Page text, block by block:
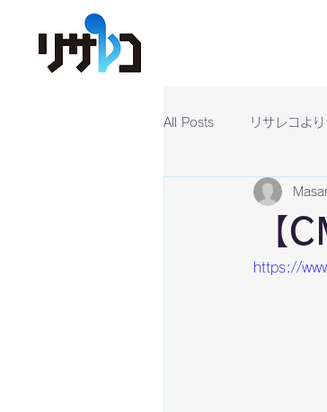
All Posts リサレコより
【
https://